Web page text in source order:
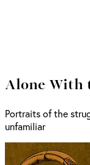
Alone With
Portraits of the
unfamiliar